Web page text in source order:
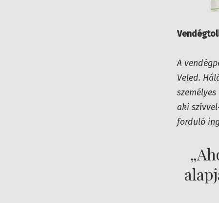
A
Veled.
aki
forduló